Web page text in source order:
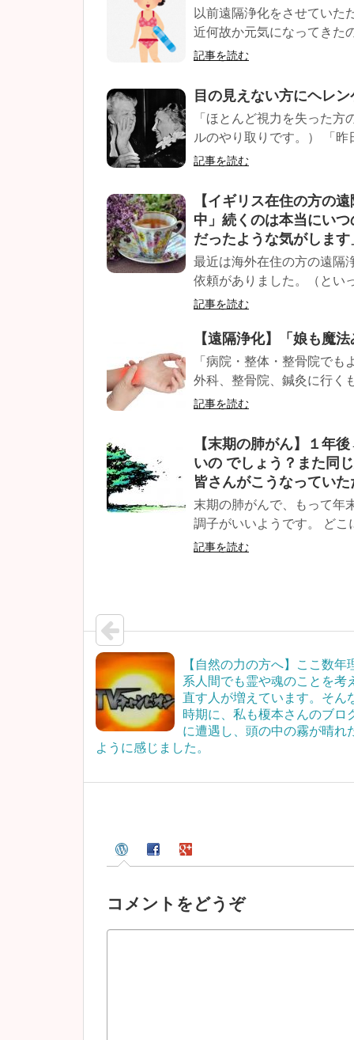
以前遠隔浄化をさせていた
近何故か元気になってきた
記事を読む
目の見えない方にヘレ
「ほとんど視力を失った
ルのやり取りです。） 「
記事を読む
【イギリス在住の方の
中」続くのは本当にい
だったような気がします
最近は海外在住の方の遠隔
依頼がありました。（とい
記事を読む
【遠隔浄化】「娘も魔
「病院・整体・整骨院で
外科、整骨院、鍼灸に行く
記事を読む
【末期の肺がん】１年
いの でしょう？また同
皆さんがこうなってい
末期の肺がんで、もって年
調子がいいようです。 ど
記事を読む
【自然の力の方へ】ここ数年
系人間でも霊や魂のことを考
直す人が増えています。そん
時期に、私も榎本さんのブロ
に遭遇し、頭の中の霧が晴れ
ように感じました。
コメントをどうぞ